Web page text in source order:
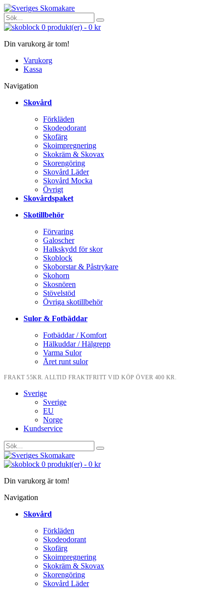
0 produkt(er) - 0 kr
Din varukorg är tom!
Varukorg
Kassa
Navigation
Skovård
Förkläden
Skodeodorant
Skofärg
Skoimpregnering
Skokräm & Skovax
Skorengöring
Skovård Läder
Skovård Mocka
Övrigt
Skovårdspaket
Skotillbehör
Förvaring
Galoscher
Halkskydd för skor
Skoblock
Skoborstar & Påstrykare
Skohorn
Skosnören
Stövelstöd
Övriga skotillbehör
Sulor & Fotbäddar
Fotbäddar / Komfort
Hälkuddar / Hälgrepp
Varma Sulor
Året runt sulor
FRAKT 55KR. ALLTID FRAKTFRITT VID KÖP ÖVER 400 KR.
Sverige
Sverige
EU
Norge
Kundservice
0 produkt(er) - 0 kr
Din varukorg är tom!
Navigation
Skovård
Förkläden
Skodeodorant
Skofärg
Skoimpregnering
Skokräm & Skovax
Skorengöring
Skovård Läder